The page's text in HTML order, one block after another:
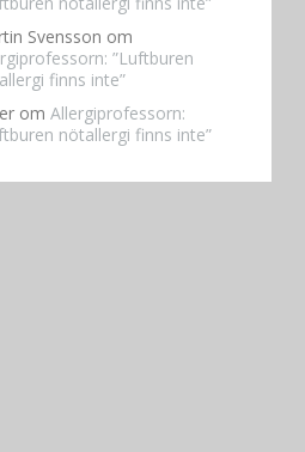
Svensson om
”Luftburen
finns inte”
om Allergiprofessorn:
nötallergi finns inte”